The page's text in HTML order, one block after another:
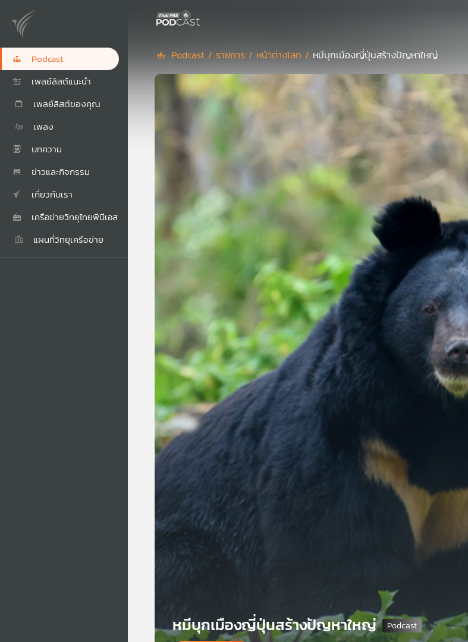
Podcast
เพลย์ลิสต์แนะนำ
เพลย์ลิสต์ของคุณ
เพลง
บทความ
ข่าวและกิจกรรม
เกี่ยวกับเรา
เครือข่ายวิทยุไทยพีบีเอส
แผนที่วิทยุเครือข่าย
Podcast / รายการ / หน้าต่างโลก / หมีบุกเมืองญี่ปุ่นสร้างปัญหาใหญ่
หมีบุกเมืองญี่ปุ่นสร้างปัญหาใหญ่